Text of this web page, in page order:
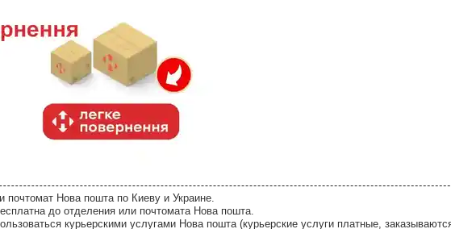
почтомат Нова пошта по Киеву и Украине.
до отделения или почтомата Нова пошта.
курьерскими услугами Нова пошта (курьерские услуги платные,